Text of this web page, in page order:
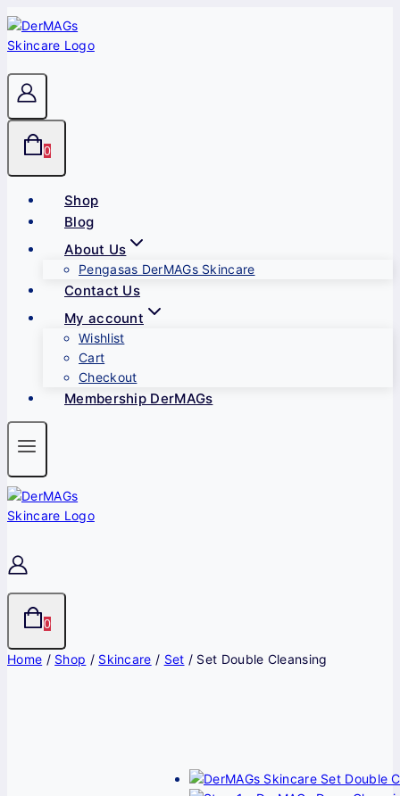
Skip
to
content
0
Shop
Blog
About Us
Pengasas DerMAGs Skincare
Contact Us
My account
Wishlist
Cart
Checkout
Membership DerMAGs
0
Home / Shop / Skincare / Set / Set Double Cleansing